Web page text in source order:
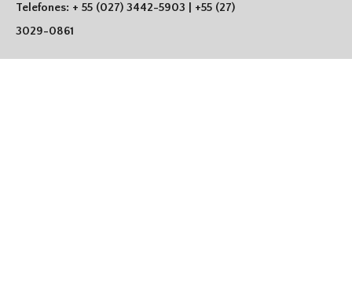
Telefones: + 55 (027) 3442-5903 | +55 (27)
3029-0861